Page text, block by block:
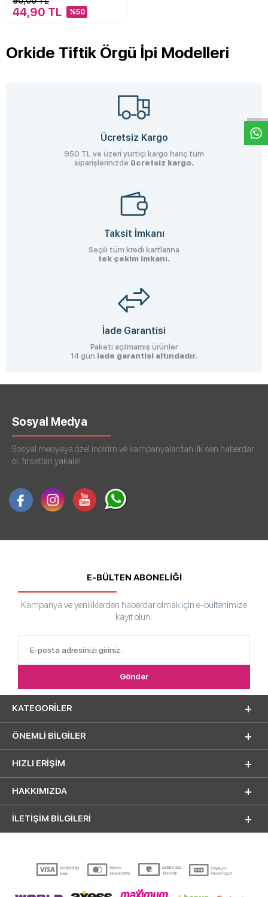
44,90 TL %50
Orkide Tiftik Örgü İpi Modelleri
Ücretsiz Kargo
950 TL ve üzeri yurtiçi kargo hariç tüm
siparişlerinizde ücretsiz kargo.
Taksit İmkanı
Seçili tüm kredi kartlarına
tek çekim imkanı.
İade Garantisi
Paketi açılmamış ürünler
14 gün iade garantisi altındadır.
Sosyal Medya
Sosyal medyaya özel indirim ve kampanyalardan ilk sen haberdar
ol, fırsatları yakala!
E-BÜLTEN ABONELİĞİ
Kampanya ve yeniliklerden haberdar olmak için e-bültenimize
kayıt olun.
KATEGORILER
ÖNEMLI BILGILER
HIZLI ERIŞIM
HAKKIMIZDA
İLETİŞİM BİLGİLERİ